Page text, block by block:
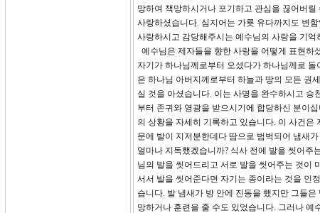
망하여 책망하시거나 포기하고 관심을 끊어버
사랑하셨습니다. 심지어는 가룟 유다까지도 변
사랑하시고 감당해주시는 예수님의 사랑을 기
예수님은 제자들을 향한 사랑을 어떻게 표현하
자기가 하나님께로부터 오셨다가 하나님께로
은 하나님 아버지께로부터 하늘과 땅의 모든 권
실 것을 아셨습니다. 이는 사명을 완수하시고
부터 존귀와 영광을 받으시기에 합당하신 분이
의 상황을 자세히 기록하고 있습니다. 이 사건
문에 발이 지저분한데다 땀으로 범벅되어 냄새
얼마나 지독했겠습니까? 식사 전에 발을 씻어
님의 발을 씻어드리고 서로 발을 씻어주는 것이
서서 발을 씻어준다면 자기는 종이라는 것을 인
습니다. 발 냄새가 방 안에 진동을 했지만 그들
망하거나 훈련을 줄 수도 있었습니다. 그러나